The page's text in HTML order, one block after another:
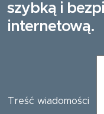
szybką i
internetową.
Treść wiadomości